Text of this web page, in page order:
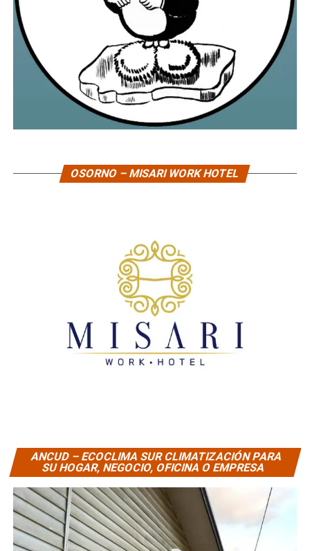
OSORNO – MISARI WORK HOTEL
ANCUD – ECOCLIMA SUR CLIMATIZACIÓN PARA
SU HOGAR, NEGOCIO, OFICINA O EMPRESA